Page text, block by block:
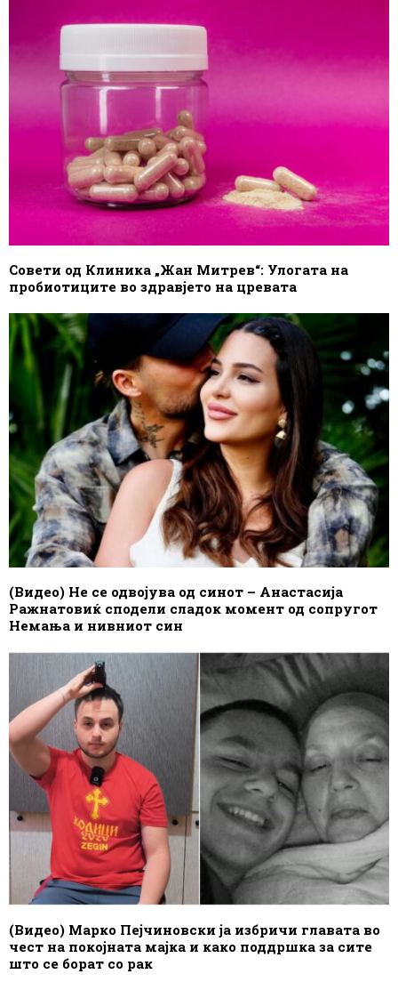
Совети од Клиника „Жан Митрев“: Улогата на
пробиотиците во здравјето на цревата
(Видео) Не се одвојува од синот – Анастасија
Ражнатовиќ сподели сладок момент од сопругот
Немања и нивниот син
(Видео) Марко Пејчиновски ја избричи главата во
чест на покојната мајка и како поддршка за сите
што се борат со рак